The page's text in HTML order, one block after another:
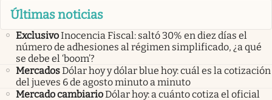
Últimas noticias
ExclusivoInocencia Fiscal: saltó 30% en diez días el
número de adhesiones al régimen simplificado, ¿a qué
se debe el ‘boom’?
MercadosDólar hoy y dólar blue hoy: cuál es la cotización
del jueves 6 de agosto minuto a minuto
Mercado cambiarioDólar hoy: a cuánto cotiza el oficial